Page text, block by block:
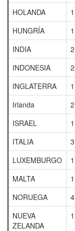
HOLANDA
1
HUNGRÍA
1
INDIA
2
INDONESIA
2
INGLATERRA
1
Irlanda
2
ISRAEL
1
ITALIA
3
LUXEMBURGO
1
MALTA
1
NORUEGA
4
NUEVA
ZELANDA
1